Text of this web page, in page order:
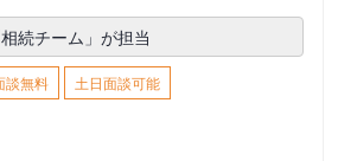
続チーム」が担当
談無料
土日面談可能